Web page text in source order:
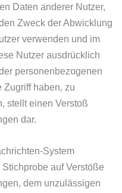
Daten anderer Nutzer,
Zweck der Abwicklung
verwenden und im
Nutzer ausdrücklich
personenbezogenen
Zugriff haben, zu
stellt einen Verstoß
dar.
System
auf Verstöße
dem unzulässigen